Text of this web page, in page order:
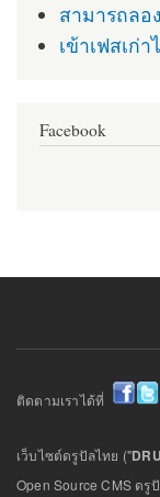
สามารถลอ
เข้าเฟสเก่
Facebook
ติดตามเราได้ที่
เว็บไซต์ดรูปัลไทย ("
Open Source CMS ด